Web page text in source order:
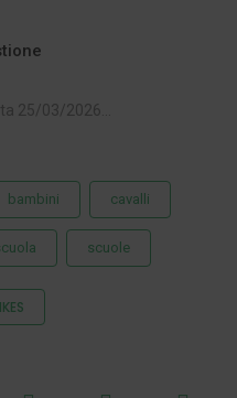
25/03/2026...
bambini cavalli
scuole